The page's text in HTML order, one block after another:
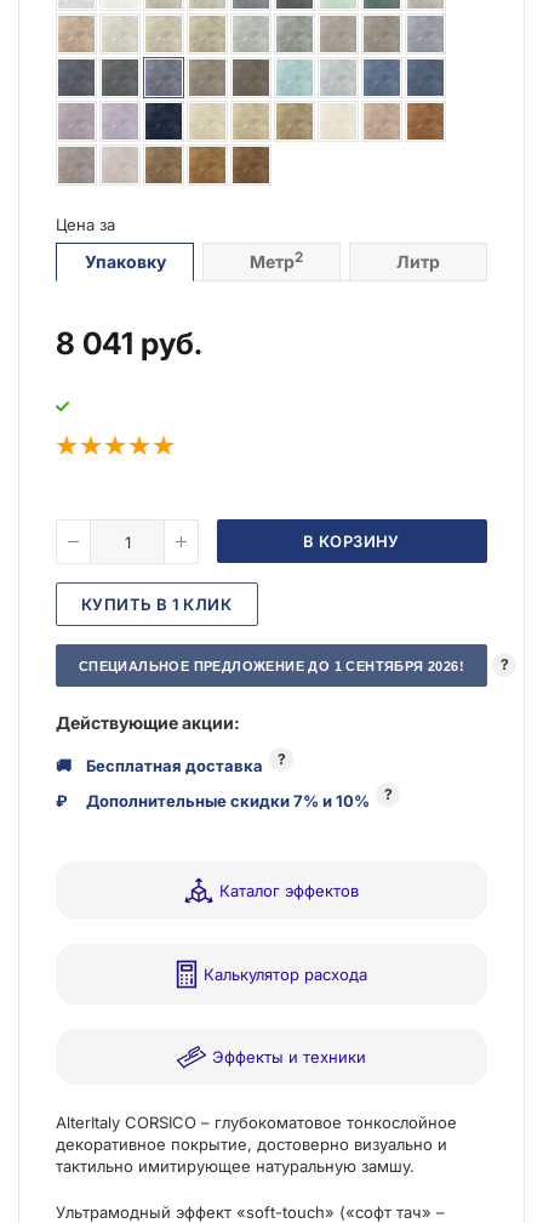
Цена за
Упаковку Метр2 Литр
8 041 руб.
В КОРЗИНУ
КУПИТЬ В 1 КЛИК
СПЕЦИАЛЬНОЕ ПРЕДЛОЖЕНИЕ ДО 1 СЕНТЯБРЯ 2026! ?
Действующие акции:
🚚 Бесплатная доставка ?
₽ Дополнительные скидки 7% и 10% ?
Каталог эффектов
Калькулятор расхода
Эффекты и техники
AlterItaly CORSICO – глубокоматовое тонкослойное
декоративное покрытие, достоверно визуально и
тактильно имитирующее натуральную замшу.
Ультрамодный эффект «soft-touch» («софт тач» –